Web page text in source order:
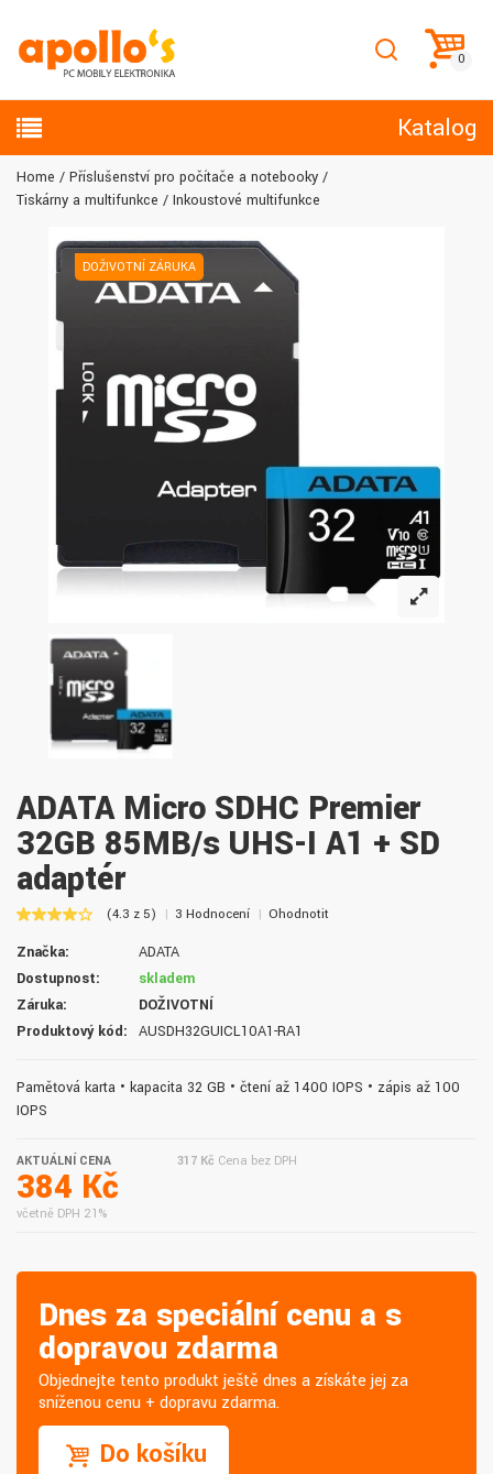
Katalog
Home
Příslušenství pro počítače a notebooky
Tiskárny a multifunkce
Inkoustové multifunkce
DOŽIVOTNÍ ZÁRUKA
ADATA Micro SDHC Premier
32GB 85MB/s UHS-I A1 + SD
adaptér
(4.3 z 5) 3 Hodnocení Ohodnotit
Značka:
ADATA
Dostupnost:
skladem
Záruka:
DOŽIVOTNÍ
Produktový kód:
AUSDH32GUICL10A1-RA1
Paměťová karta • kapacita 32 GB • čtení až 1400 IOPS • zápis až 100
IOPS
AKTUÁLNÍ CENA
384 Kč
včetně DPH 21%
317 Kč Cena bez DPH
Dnes za speciální cenu a s
dopravou zdarma
Objednejte tento produkt ještě dnes a získáte jej za
sníženou cenu + dopravu zdarma.
Do košíku